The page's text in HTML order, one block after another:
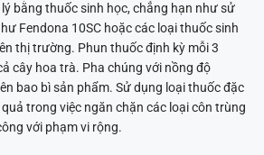
bằng thuốc sinh học, chẳng hạn như sử
Fendona 10SC hoặc các loại thuốc sinh
thị trường. Phun thuốc định kỳ mỗi 3
cây hoa trà. Pha chúng với nồng độ
bao bì sản phẩm. Sử dụng loại thuốc đặc
trong việc ngăn chặn các loại côn trùng
với phạm vi rộng.